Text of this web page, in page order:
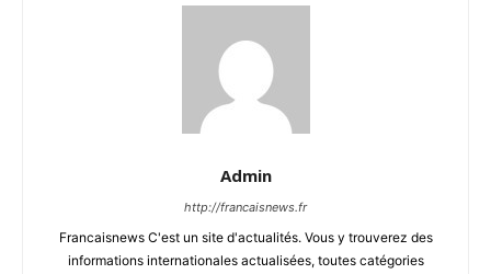
Admin
http://francaisnews.fr
Francaisnews C'est un site d'actualités. Vous y trouverez des
informations internationales actualisées, toutes catégories